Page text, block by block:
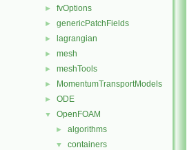
► fvOptions
► genericPatchFields
► lagrangian
► mesh
► meshTools
► MomentumTransportModels
► ODE
▼ OpenFOAM
► algorithms
▼ containers